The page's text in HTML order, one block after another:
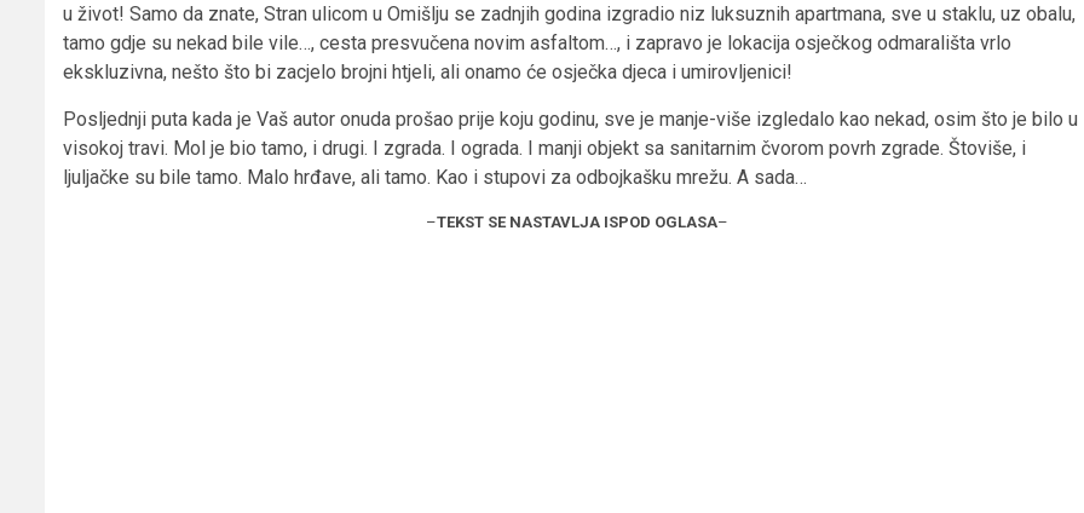
u život! Samo da znate, Stran ulicom u Omišlju se zadnjih godina izgradio niz luksuznih apartmana, sve u staklu, uz obalu,
tamo gdje su nekad bile vile…, cesta presvučena novim asfaltom…, i zapravo je lokacija osječkog odmarališta vrlo
ekskluzivna, nešto što bi zacjelo brojni htjeli, ali onamo će osječka djeca i umirovljenici!
Posljednji puta kada je Vaš autor onuda prošao prije koju godinu, sve je manje-više izgledalo kao nekad, osim što je bilo u
visokoj travi. Mol je bio tamo, i drugi. I zgrada. I ograda. I manji objekt sa sanitarnim čvorom povrh zgrade. Štoviše, i
ljuljačke su bile tamo. Malo hrđave, ali tamo. Kao i stupovi za odbojkašku mrežu. A sada…
–TEKST SE NASTAVLJA ISPOD OGLASA–